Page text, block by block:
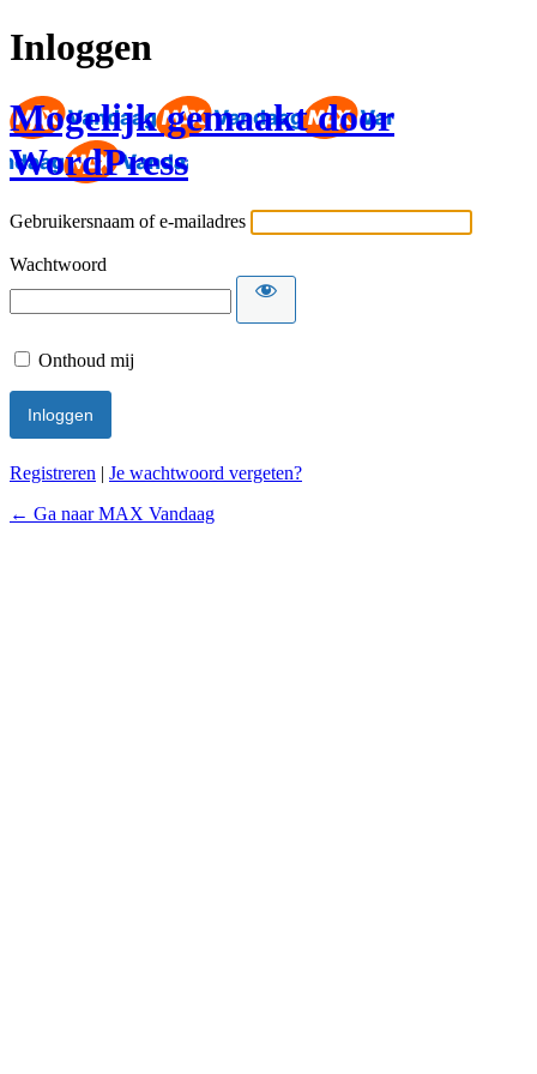
Inloggen
Mogelijk gemaakt door
WordPress
Gebruikersnaam of e-mailadres
Wachtwoord
Onthoud mij
Registreren | Je wachtwoord vergeten?
← Ga naar MAX Vandaag